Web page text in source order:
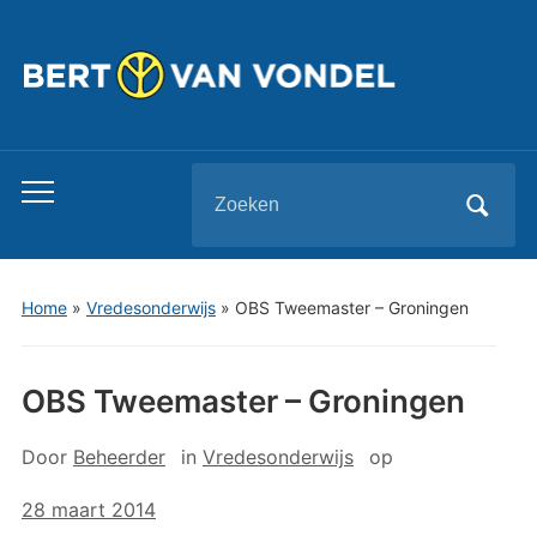
Toggle
menu
naar:
Home» Vredesonderwijs» OBS Tweemaster – Groningen
OBS Tweemaster – Groningen
Door Beheerder in Vredesonderwijs op
28 maart 2014